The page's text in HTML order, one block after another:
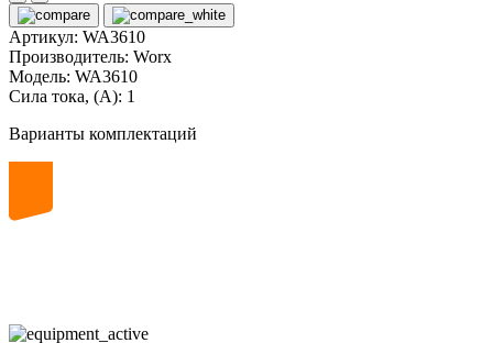
Артикул: WA3610
Производитель: Worx
Модель: WA3610
Сила тока, (А): 1
Варианты комплектаций